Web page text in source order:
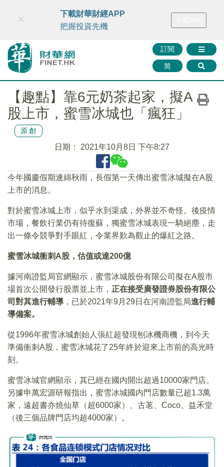
財華智庫網 FINTV FINMETA 財華證券 媒體矩陣
訂閱
简
×
下載財華財經APP
把握投資先機
【趣點】靠6元奶茶起家，擬A
股上市，蜜雪冰城也「瘋狂」
原創
日期： 2021年10月8日 下午8:27
今年國慶假期連綿秋雨，長假第一天傳出蜜雪冰城擬在A股
上市的消息。
對於蜜雪冰城上市，似乎水到渠成，外界並不奇怪。後疫情
市場，餐飲行業仍有待復蘇，獨蜜雪冰城表現一騎絕塵，走
出一條令競爭對手眼紅，令業界歎為觀止的爆紅之路。
蜜雪冰城衝刺A股，估值或達200億
據河南證監局官網顯示，蜜雪冰城股份有限公司擬在A股市
場首次公開發行股票並上市， 正在接受廣發證券股份有限公
司對其進行輔導 ，已於2021年9月29日在河南證監局進行輔
導備案。
從1996年蜜雪冰城創始人張紅超發現刨冰機商機，到今天
準備衝刺A股，蜜雪冰城花了25年終於迎來上市前的高光時
刻。
蜜雪冰城官網顯示，其已經在國内開出超過10000家門店。
另據申萬宏源研報指出，蜜雪冰城國内門店數量已超1.3萬
家，遠超書亦燒仙草（超6000家）、古茗、Coco、益禾堂
（後三個品牌門店均超4000家）。